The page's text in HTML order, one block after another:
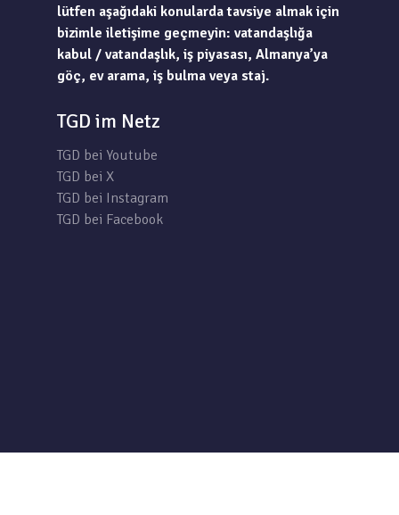
lütfen aşağıdaki konularda tavsiye almak için
bizimle iletişime geçmeyin: vatandaşlığa
kabul / vatandaşlık, iş piyasası, Almanya’ya
göç, ev arama, iş bulma veya staj.
TGD im Netz
TGD bei Youtube
TGD bei X
TGD bei Instagram
TGD bei Facebook